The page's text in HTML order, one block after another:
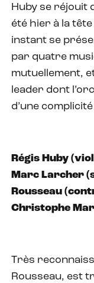
Huby se réjouit
été hier à la
instant se
par quatre
mutuellement,
leader dont
d’une
Régis Huby
Marc Larcher
Rousseau
Christophe
Très
Rousseau, est